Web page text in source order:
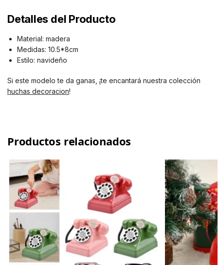
Detalles del Producto
Material: madera
Medidas: 10.5*8cm
Estilo: navideño
Si este modelo te da ganas, ¡te encantará nuestra colección
huchas decoracion!
Productos relacionados